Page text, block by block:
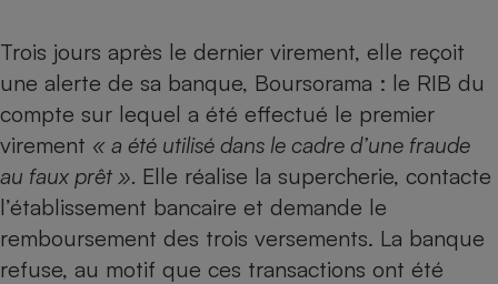
Trois jours après le dernier virement, elle reçoit
une alerte de sa banque, Boursorama : le RIB du
compte sur lequel a été effectué le premier
virement « a été utilisé dans le cadre d’une fraude
au faux prêt ». Elle réalise la supercherie, contacte
l’établissement bancaire et demande le
remboursement des trois versements. La banque
refuse, au motif que ces transactions ont été